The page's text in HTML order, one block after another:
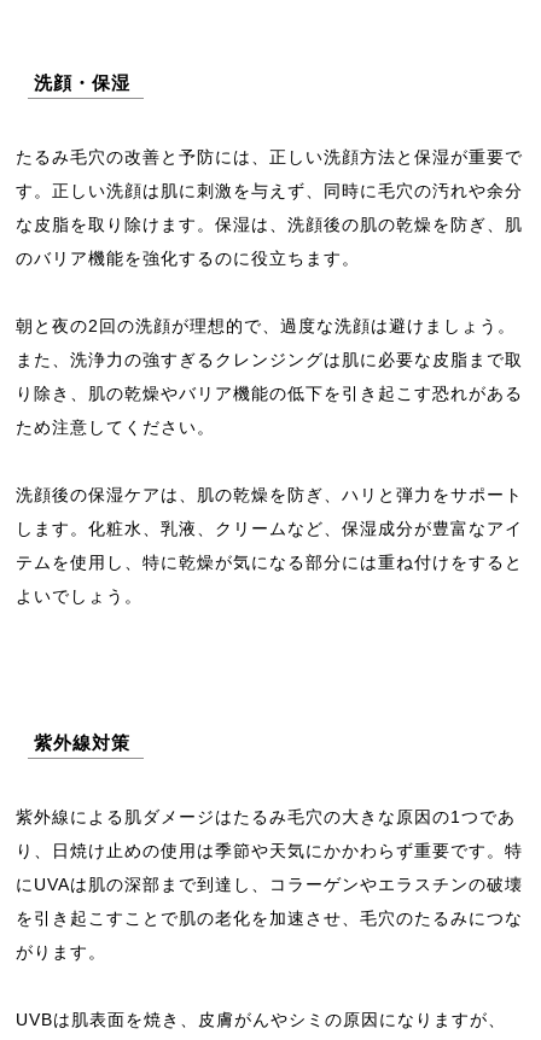
洗顔・保湿
たるみ毛穴の改善と予防には、正しい洗顔方法と保湿が重要で
す。正しい洗顔は肌に刺激を与えず、同時に毛穴の汚れや余分
な皮脂を取り除けます。保湿は、洗顔後の肌の乾燥を防ぎ、肌
のバリア機能を強化するのに役立ちます。
朝と夜の2回の洗顔が理想的で、過度な洗顔は避けましょう。
また、洗浄力の強すぎるクレンジングは肌に必要な皮脂まで取
り除き、肌の乾燥やバリア機能の低下を引き起こす恐れがある
ため注意してください。
洗顔後の保湿ケアは、肌の乾燥を防ぎ、ハリと弾力をサポート
します。化粧水、乳液、クリームなど、保湿成分が豊富なアイ
テムを使用し、特に乾燥が気になる部分には重ね付けをすると
よいでしょう。
紫外線対策
紫外線による肌ダメージはたるみ毛穴の大きな原因の1つであ
り、日焼け止めの使用は季節や天気にかかわらず重要です。特
にUVAは肌の深部まで到達し、コラーゲンやエラスチンの破壊
を引き起こすことで肌の老化を加速させ、毛穴のたるみにつな
がります。
UVBは肌表面を焼き、皮膚がんやシミの原因になりますが、